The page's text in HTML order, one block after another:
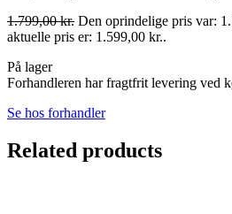
1.799,00kr. Den oprindelige pris var:
aktuelle pris er: 1.599,00 kr..
På lager
Forhandleren har fragtfrit levering ved
Se hos forhandler
Related products